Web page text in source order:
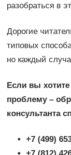
разобраться в
Дорогие
типовых
но каждый
Если вы
проблему –
консультанта
+7 (499)